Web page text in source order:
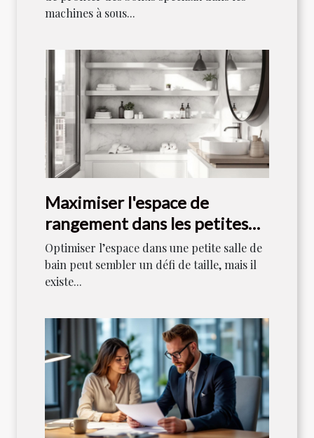
machines à sous...
Maximiser l'espace de
rangement dans les petites
salles de bain
Optimiser l’espace dans une petite salle de
bain peut sembler un défi de taille, mais il
existe...